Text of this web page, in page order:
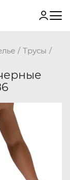
/ Трусы /